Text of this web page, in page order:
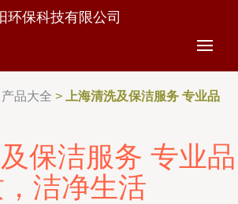
环保科技有限公司
产品大全 >
上海清洗及保洁服务 专业品
及保洁服务 专业品
，洁净生活